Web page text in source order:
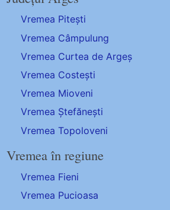
Vremea Pitești
Vremea Câmpulung
Vremea Curtea de Argeș
Vremea Costești
Vremea Mioveni
Vremea Ștefănești
Vremea Topoloveni
Vremea în regiune
Vremea Fieni
Vremea Pucioasa